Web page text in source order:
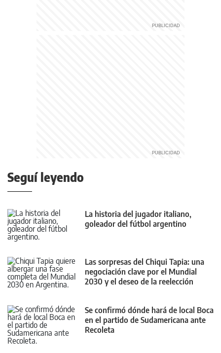
Seguí leyendo
La historia del jugador italiano,
goleador del fútbol argentino
Las sorpresas del Chiqui Tapia: una
negociación clave por el Mundial
2030 y el deseo de la reelección
Se confirmó dónde hará de local Boca
en el partido de Sudamericana ante
Recoleta